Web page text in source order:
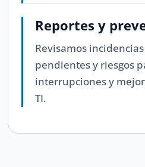
Reportes y
Revisamos
pendientes y riesgos
interrupciones y
TI.